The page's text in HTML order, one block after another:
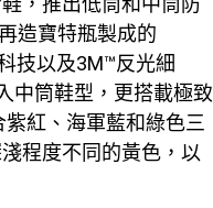
造寶特瓶製成的
技以及3M™反光細
中筒鞋型，更搭載極致
紫紅、海軍藍和綠色三
程度不同的黃色，以